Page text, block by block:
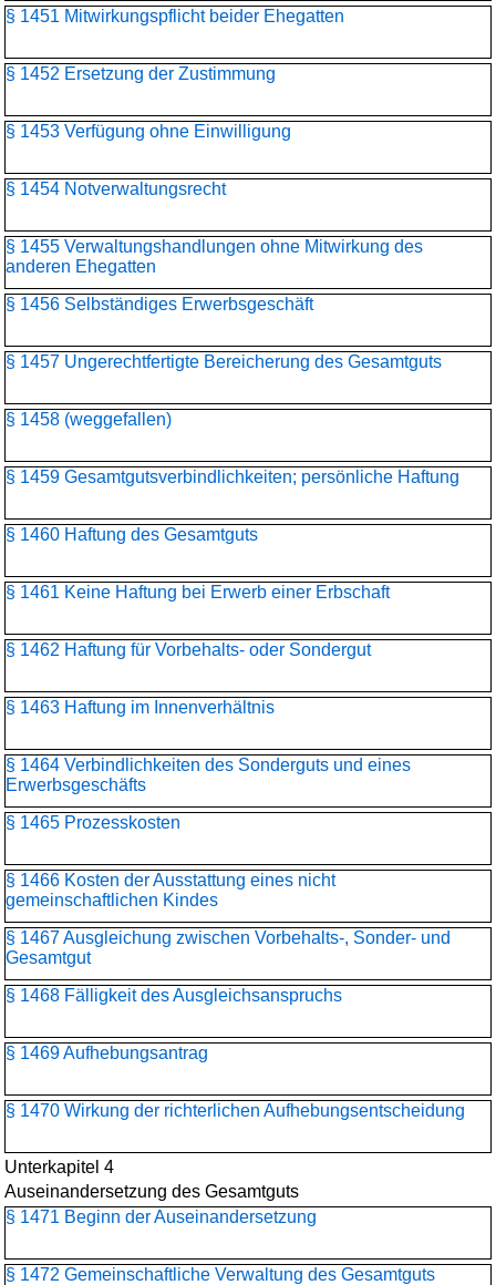
§ 1451 Mitwirkungspflicht beider Ehegatten
§ 1452 Ersetzung der Zustimmung
§ 1453 Verfügung ohne Einwilligung
§ 1454 Notverwaltungsrecht
§ 1455 Verwaltungshandlungen ohne Mitwirkung des
anderen Ehegatten
§ 1456 Selbständiges Erwerbsgeschäft
§ 1457 Ungerechtfertigte Bereicherung des Gesamtguts
§ 1458 (weggefallen)
§ 1459 Gesamtgutsverbindlichkeiten; persönliche Haftung
§ 1460 Haftung des Gesamtguts
§ 1461 Keine Haftung bei Erwerb einer Erbschaft
§ 1462 Haftung für Vorbehalts- oder Sondergut
§ 1463 Haftung im Innenverhältnis
§ 1464 Verbindlichkeiten des Sonderguts und eines
Erwerbsgeschäfts
§ 1465 Prozesskosten
§ 1466 Kosten der Ausstattung eines nicht
gemeinschaftlichen Kindes
§ 1467 Ausgleichung zwischen Vorbehalts-, Sonder- und
Gesamtgut
§ 1468 Fälligkeit des Ausgleichsanspruchs
§ 1469 Aufhebungsantrag
§ 1470 Wirkung der richterlichen Aufhebungsentscheidung
Unterkapitel 4
Auseinandersetzung des Gesamtguts
§ 1471 Beginn der Auseinandersetzung
§ 1472 Gemeinschaftliche Verwaltung des Gesamtguts